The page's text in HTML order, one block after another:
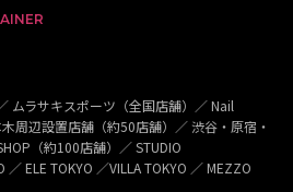
ムラサキスポーツ（全国店舗）／ Nail
周辺設置店舗（約50店舗）／ 渋谷・原宿・
（約100店舗）／ STUDIO
ELE TOKYO ／VILLA TOKYO ／ MEZZO